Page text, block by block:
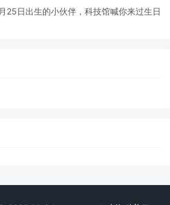
25日出生的小伙伴，科技馆喊你来过生日